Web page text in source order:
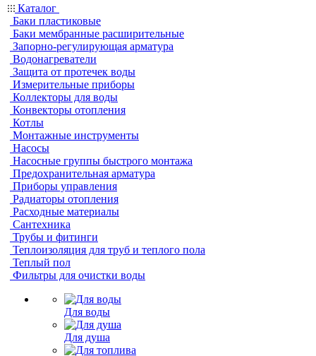
Каталог
Баки пластиковые
Баки мембранные расширительные
Запорно-регулирующая арматура
Водонагреватели
Защита от протечек воды
Измерительные приборы
Коллекторы для воды
Конвекторы отопления
Котлы
Монтажные инструменты
Насосы
Насосные группы быстрого монтажа
Предохранительная арматура
Приборы управления
Радиаторы отопления
Расходные материалы
Сантехника
Трубы и фитинги
Теплоизоляция для труб и теплого пола
Теплый пол
Фильтры для очистки воды
Для воды
Для душа